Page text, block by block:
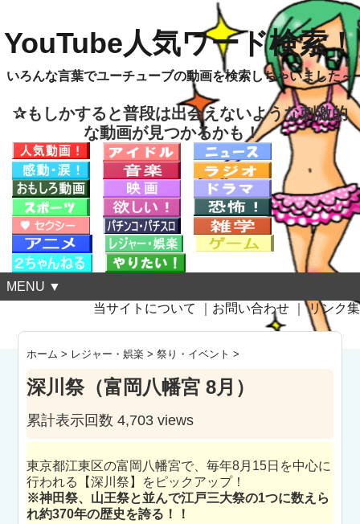
YouTube人気ワード検索！
いろんな言葉でユーチューブの動画を検索しちゃいました～
✰もしかすると普段は出会えないような刺激的
な動画が見つかるかも！
MENU ▼
当サイトについて
お問い合わせ ｜リンク集
ホーム > レジャー・娯楽 >祭り・イベント >
深川祭（富岡八幡宮 8月）
累計表示回数 4,703 views
東京都江東区の富岡八幡宮で、毎年8月15日を中心に
行われる【深川祭】をピックアップ！
※神田祭、山王祭と並んで江戸三大祭の1つに数えら
れ約370年の歴史を誇る！！